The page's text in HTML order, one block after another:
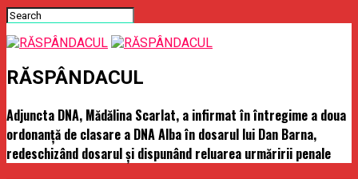
RĂSPÂNDACUL
Adjuncta DNA, Mădălina Scarlat, a infirmat în întregime a doua
ordonanţă de clasare a DNA Alba în dosarul lui Dan Barna,
redeschizând dosarul şi dispunând reluarea urmăririi penale